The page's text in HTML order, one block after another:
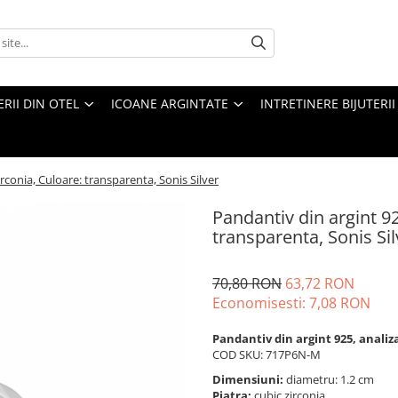
DIN OTEL ICOANE ARGINTATE INTRETINERE BIJUTERII
Culoare: transparenta, Sonis Silver
Pandantiv din argint
transparenta, Sonis
70,80 RON 63,72 RON
Economisesti: 7,08 RON
Pandantiv din argint 925,
COD SKU: 717P6N-M
Dimensiuni: diametru: 1.2 cm